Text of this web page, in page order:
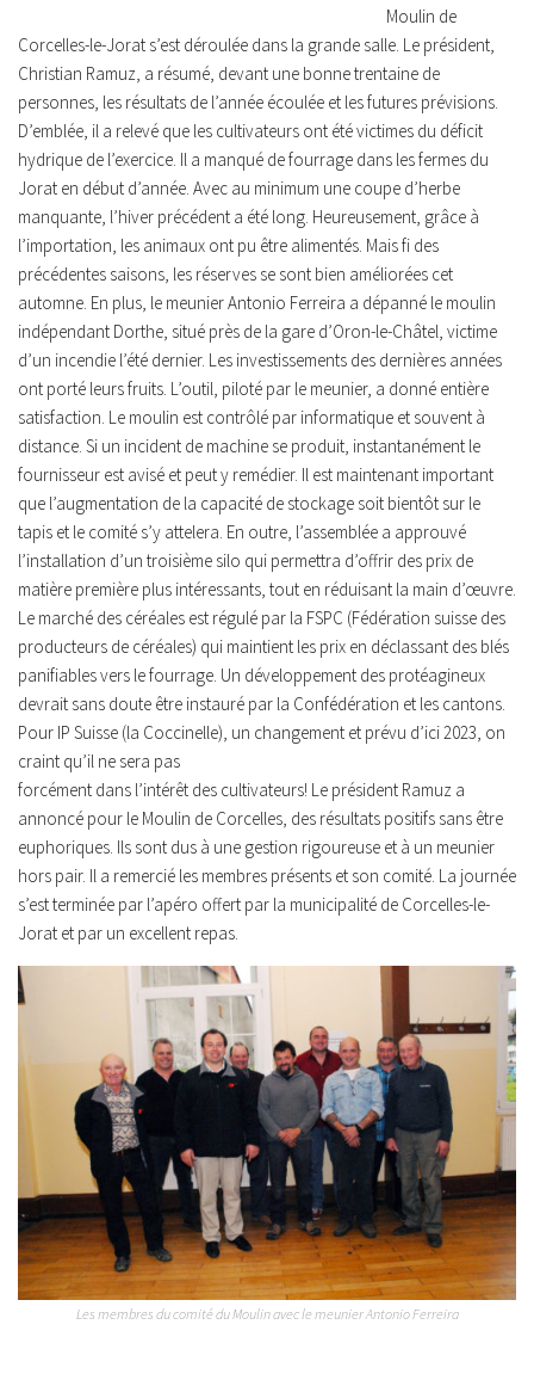
Moulin de
Corcelles-le-Jorat s’est déroulée dans la grande salle. Le président,
Christian Ramuz, a résumé, devant une bonne trentaine de
personnes, les résultats de l’année écoulée et les futures prévisions.
D’emblée, il a relevé que les cultivateurs ont été victimes du déficit
hydrique de l’exercice. Il a manqué de fourrage dans les fermes du
Jorat en début d’année. Avec au minimum une coupe d’herbe
manquante, l’hiver précédent a été long. Heureusement, grâce à
l’importation, les animaux ont pu être alimentés. Mais fi des
précédentes saisons, les réserves se sont bien améliorées cet
automne. En plus, le meunier Antonio Ferreira a dépanné le moulin
indépendant Dorthe, situé près de la gare d’Oron-le-Châtel, victime
d’un incendie l’été dernier. Les investissements des dernières années
ont porté leurs fruits. L’outil, piloté par le meunier, a donné entière
satisfaction. Le moulin est contrôlé par informatique et souvent à
distance. Si un incident de machine se produit, instantanément le
fournisseur est avisé et peut y remédier. Il est maintenant important
que l’augmentation de la capacité de stockage soit bientôt sur le
tapis et le comité s’y attelera. En outre, l’assemblée a approuvé
l’installation d’un troisième silo qui permettra d’offrir des prix de
matière première plus intéressants, tout en réduisant la main d’œuvre.
Le marché des céréales est régulé par la FSPC (Fédération suisse des
producteurs de céréales) qui maintient les prix en déclassant des blés
panifiables vers le fourrage. Un développement des protéagineux
devrait sans doute être instauré par la Confédération et les cantons.
Pour IP Suisse (la Coccinelle), un changement et prévu d’ici 2023, on
craint qu’il ne sera pas
forcément dans l’intérêt des cultivateurs! Le président Ramuz a
annoncé pour le Moulin de Corcelles, des résultats positifs sans être
euphoriques. Ils sont dus à une gestion rigoureuse et à un meunier
hors pair. Il a remercié les membres présents et son comité. La journée
s’est terminée par l’apéro offert par la municipalité de Corcelles-le-
Jorat et par un excellent repas.
Les membres du comité du Moulin avec le meunier Antonio Ferreira